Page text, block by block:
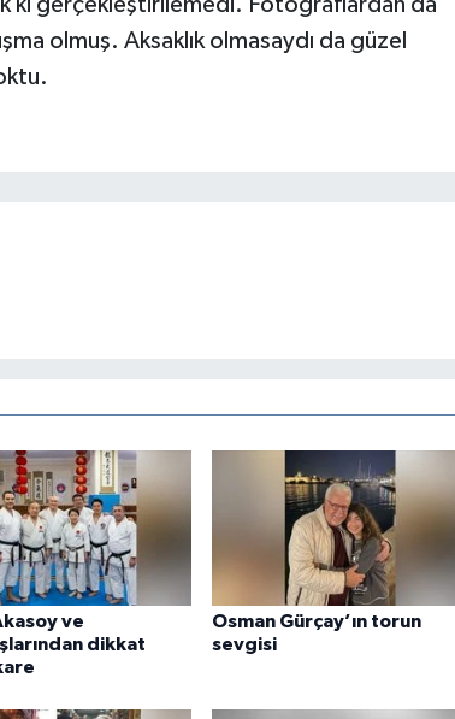
olmuş. Aksaklık olmasaydı da güzel
ve
dikkat
Osman Gürçay’ın torun
sevgisi